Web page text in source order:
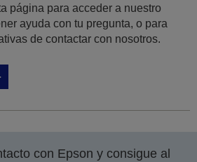
página para acceder a nuestro
ayuda con tu pregunta, o para
de contactar con nosotros.
con Epson y consigue al